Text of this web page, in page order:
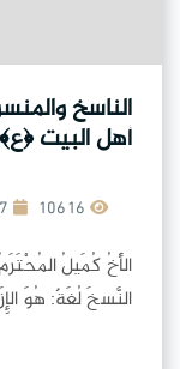
الناسخ
أهل البيت
2019-05-07
الأَخُ كُمَيلُ
النَّسخَ لُغَةٌ: هُوَ